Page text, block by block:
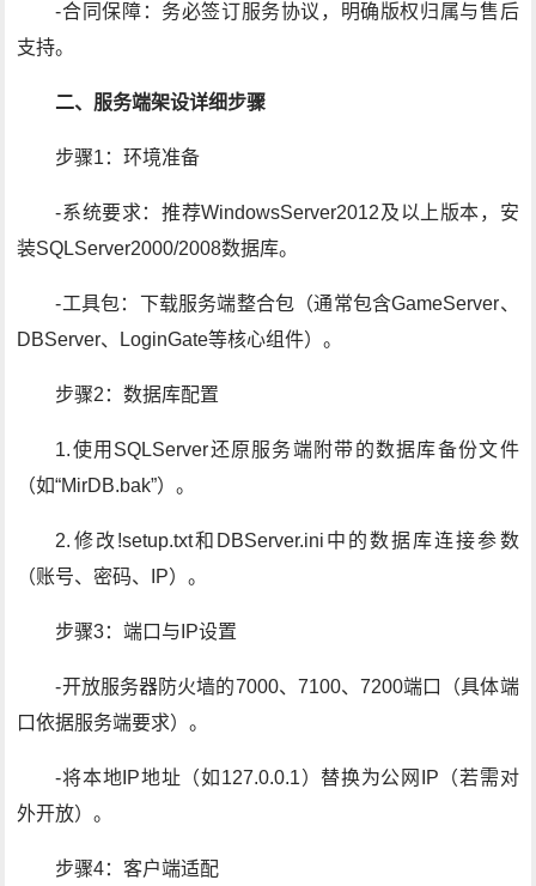
-合同保障：务必签订服务协议，明确版权归属与售后
支持。
二、服务端架设详细步骤
步骤1：环境准备
-系统要求：推荐WindowsServer2012及以上版本，安
装SQLServer2000/2008数据库。
-工具包：下载服务端整合包（通常包含GameServer、
DBServer、LoginGate等核心组件）。
步骤2：数据库配置
1.使用SQLServer还原服务端附带的数据库备份文件
（如“MirDB.bak”）。
2.修改!setup.txt和DBServer.ini中的数据库连接参数
（账号、密码、IP）。
步骤3：端口与IP设置
-开放服务器防火墙的7000、7100、7200端口（具体端
口依据服务端要求）。
-将本地IP地址（如127.0.0.1）替换为公网IP（若需对
外开放）。
步骤4：客户端适配